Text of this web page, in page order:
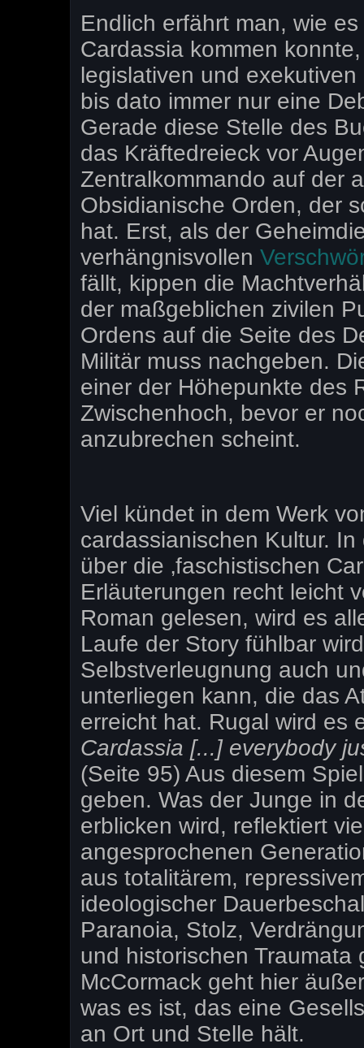
Endlich erfährt man, wie
Cardassia kommen
legislativen und
bis dato immer nur eine
Gerade diese Stelle des
das Kräftedreieck vor
Zentralkommando auf der
Obsidianische Orden, der
hat. Erst, als der
verhängnisvollen
fällt, kippen die
der maßgeblichen zivilen
Ordens auf die Seite des
Militär muss nachgeben.
einer der Höhepunkte des
Zwischenhoch, bevor er
anzubrechen scheint.
Viel kündet in dem Werk
cardassianischen Kultur.
über die ‚faschistischen
Erläuterungen recht leicht
Roman gelesen, wird es
Laufe der Story fühlbar
Selbstverleugnung auch
unterliegen kann, die das
erreicht hat. Rugal wird es
Cardassia [...] everybody
(Seite 95) Aus diesem
geben. Was der Junge in
erblicken wird, reflektiert
angesprochenen
aus totalitärem,
ideologischer
Paranoia, Stolz,
und historischen
McCormack geht hier
was es ist, das eine
an Ort und Stelle hält.